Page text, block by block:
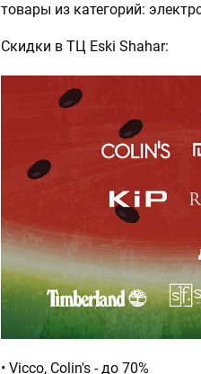
товары из категорий:
Скидки в ТЦ Eski Shahar:
• Vicco, Colin's - до 70%